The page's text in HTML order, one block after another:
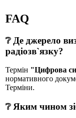
FAQ
❔ Де джерело
радіозв`язку?
Термін "Цифрова
нормативного
Терміни.
❔ Яким чином